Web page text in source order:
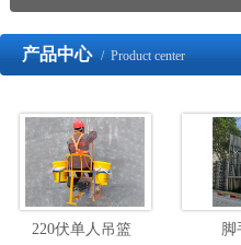
产品中心/ Product center
220伏单人吊篮 脚